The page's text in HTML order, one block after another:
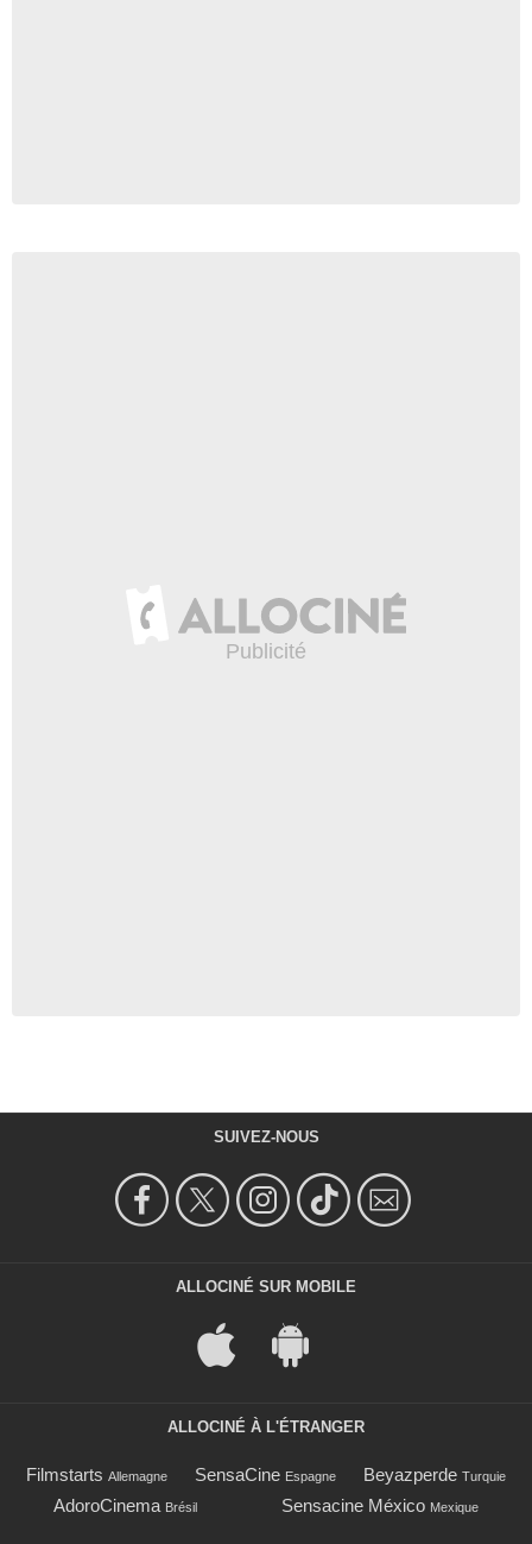
SUIVEZ-NOUS
ALLOCINÉ SUR MOBILE
ALLOCINÉ À L'ÉTRANGER
Filmstarts Allemagne SensaCine Espagne Beyazperde Turquie
AdoroCinema Brésil Sensacine México Mexique